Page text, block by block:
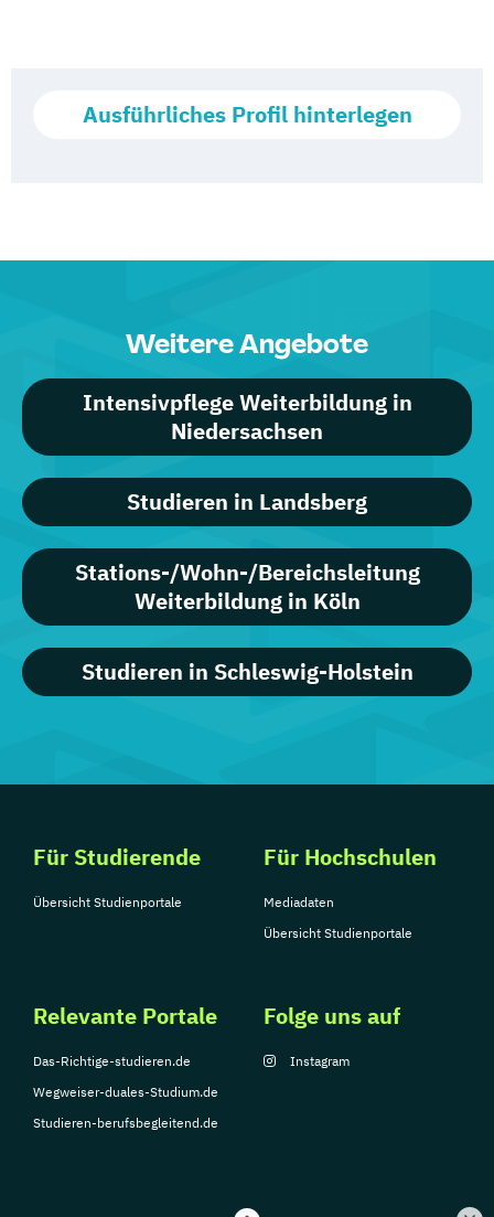
Ausführliches Profil hinterlegen
Weitere Angebote
Intensivpflege Weiterbildung in
Niedersachsen
Studieren in Landsberg
Stations-/Wohn-/Bereichsleitung
Weiterbildung in Köln
Studieren in Schleswig-Holstein
Für Studierende
Übersicht Studienportale
Für Hochschulen
Mediadaten
Übersicht Studienportale
Relevante Portale
Das-Richtige-studieren.de
Wegweiser-duales-Studium.de
Studieren-berufsbegleitend.de
Folge uns auf
Instagram